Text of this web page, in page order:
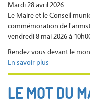
dès
maintenant
pour
passer
un
plus
Mardi 28 avril 2026
Le Maire et le Conseil
commémoration de
vendredi 8 mai 2026 à
Rendez vous devant le
En savoir plus
Cérémonie
LE MOT DU